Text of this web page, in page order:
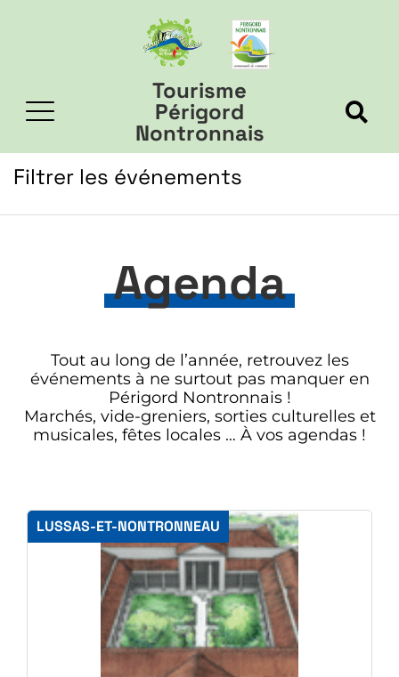
Tourisme
Périgord
Nontronnais
Filtrer les événements
Agenda
Tout au long de l’année, retrouvez les
événements à ne surtout pas manquer en
Périgord Nontronnais !
Marchés, vide-greniers, sorties culturelles et
musicales, fêtes locales … À vos agendas !
LUSSAS-ET-NONTRONNEAU